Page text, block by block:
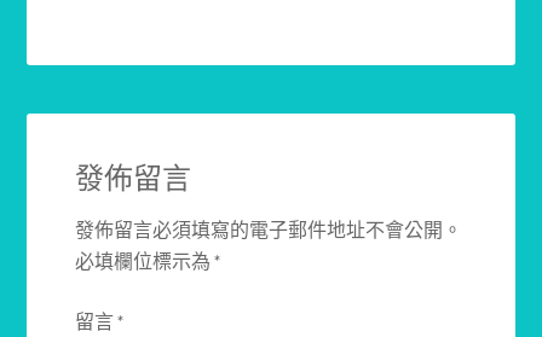
發佈留言
發佈留言必須填寫的電子郵件地址不會公開。
必填欄位標示為*
留言*